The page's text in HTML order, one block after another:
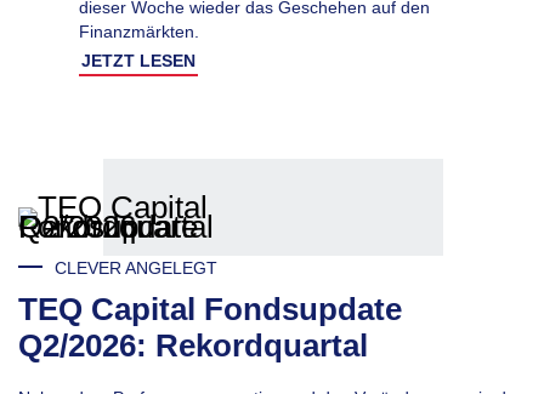
dieser Woche wieder das Geschehen auf den
Finanzmärkten.
JETZT LESEN
CLEVER ANGELEGT
TEQ Capital Fondsupdate
Q2/2026: Rekordquartal